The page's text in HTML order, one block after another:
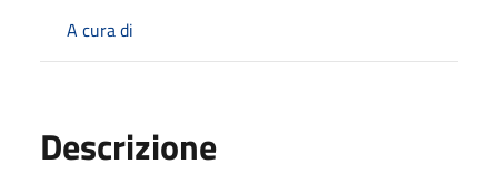
A cura di
Descrizione